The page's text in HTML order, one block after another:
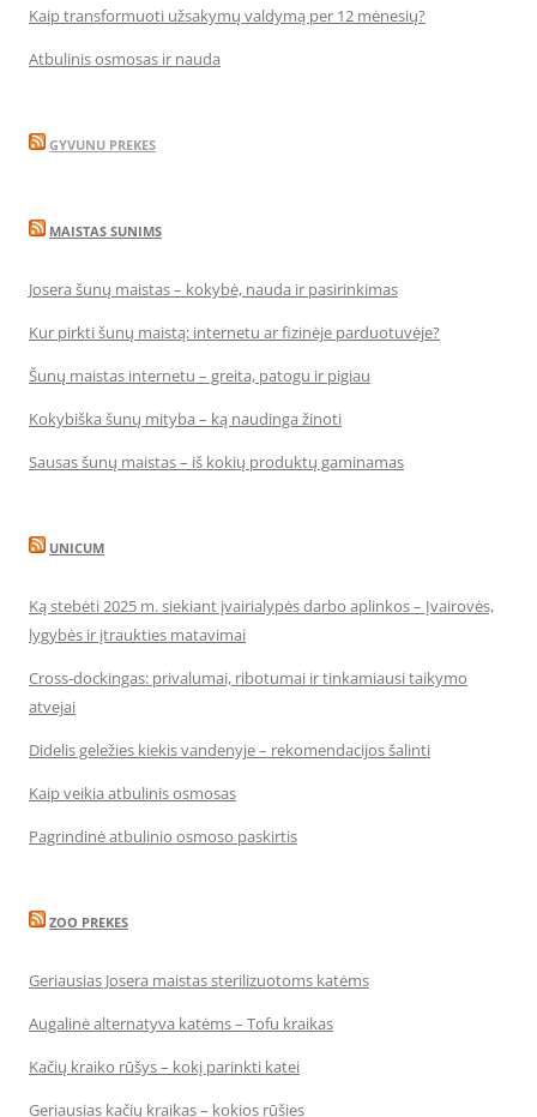
Kaip transformuoti užsakymų valdymą per 12 mėnesių?
Atbulinis osmosas ir nauda
GYVUNU PREKES
MAISTAS SUNIMS
Josera šunų maistas – kokybė, nauda ir pasirinkimas
Kur pirkti šunų maistą: internetu ar fizinėje parduotuvėje?
Šunų maistas internetu – greita, patogu ir pigiau
Kokybiška šunų mityba – ką naudinga žinoti
Sausas šunų maistas – iš kokių produktų gaminamas
UNICUM
Ką stebėti 2025 m. siekiant įvairialypės darbo aplinkos – Įvairovės,
lygybės ir įtraukties matavimai
Cross-dockingas: privalumai, ribotumai ir tinkamiausi taikymo
atvejai
Didelis geležies kiekis vandenyje – rekomendacijos šalinti
Kaip veikia atbulinis osmosas
Pagrindinė atbulinio osmoso paskirtis
ZOO PREKES
Geriausias Josera maistas sterilizuotoms katėms
Augalinė alternatyva katėms – Tofu kraikas
Kačių kraiko rūšys – kokį parinkti katei
Geriausias kačių kraikas – kokios rūšies